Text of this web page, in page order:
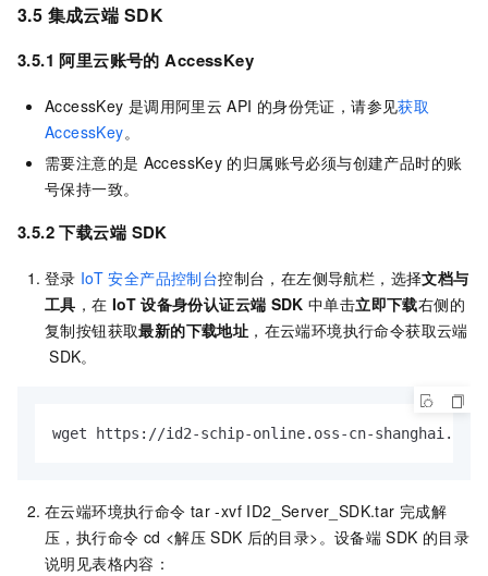
3.5 集成云端 SDK
3.5.1阿里云账号的 AccessKey
AccessKey 是调用阿里云 API 的身份凭证，请参见获取
AccessKey。
需要注意的是 AccessKey 的归属账号必须与创建产品时的账
号保持一致。
3.5.2 下载云端 SDK
登录 IoT 安全产品控制台控制台，在左侧导航栏，选择文档与
工具 ，在 IoT 设备身份认证云端 SDK 中单击立即下载右侧的
复制按钮获取最新的下载地址 ，在云端环境执行命令获取云端
SDK。
wget https://id2-schip-online.oss-cn-
在云端环境执行命令 tar -xvf ID2_Server_SDK.tar 完成解
压，执行命令 cd <解压 SDK 后的目录>。设备端 SDK 的目录
说明见表格内容：